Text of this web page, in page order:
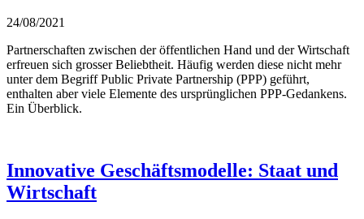
24/08/2021
Partnerschaften zwischen der öffentlichen Hand und der Wirtschaft
erfreuen sich grosser Beliebtheit. Häufig werden diese nicht mehr
unter dem Begriff Public Private Partnership (PPP) geführt,
enthalten aber viele Elemente des ursprünglichen PPP-Gedankens.
Ein Überblick.
Innovative Geschäftsmodelle: Staat und
Wirtschaft